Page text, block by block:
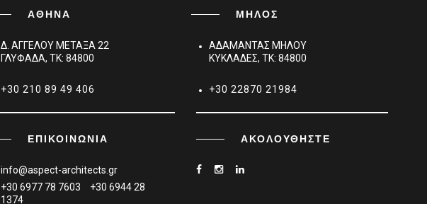
ΑΘΗΝΑ
Δ. ΑΓΓΕΛΟΥ ΜΕΤΑΞΑ 22
ΓΛΥΦΑΔΑ, TK: 84800
+30 210 89 49 406
ΜΗΛΟΣ
ΑΔΑΜΑΝΤΑΣ ΜΗΛΟΥ
ΚΥΚΛΑΔΕΣ, TK: 84800
+30 22870 21984
ΕΠΙΚΟΙΝΩΝΊΑ
info@aspect-architects.gr
+30 6977 78 7603
+30 6944 28
1374
ΑΚΟΛΟΥΘΉΣΤΕ